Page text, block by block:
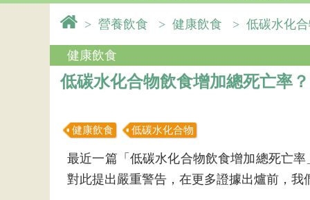
> 營養飲食 > 健康飲食 > 低碳水化
健康飲食
低碳水化合物飲食增加總死亡率？
健康飲食 低碳水化合物
最近一篇「低碳水化合物飲食增加總死亡率
對此提出嚴重警告，在更多證據出爐前，